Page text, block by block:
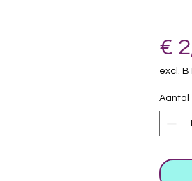
€
excl.
Aantal